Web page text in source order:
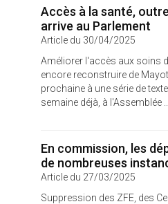
Accès à la santé,
arrive au Parlement
Article du 30/04/2025
Améliorer l'accès aux soins
encore reconstruire de
prochaine à une série de
semaine déjà, à l'Assemblée ...
En commission, les
de nombreuses
Article du 27/03/2025
Suppression des ZFE, des